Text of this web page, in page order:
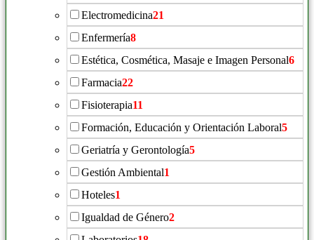
Electromedicina21
Enfermería8
Estética, Cosmética, Masaje e Imagen Personal6
Farmacia22
Fisioterapia11
Formación, Educación y Orientación Laboral5
Geriatría y Gerontología5
Gestión Ambiental1
Hoteles1
Igualdad de Género2